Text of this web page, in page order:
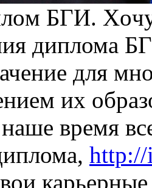
БГИ.
диплома
для
их
время